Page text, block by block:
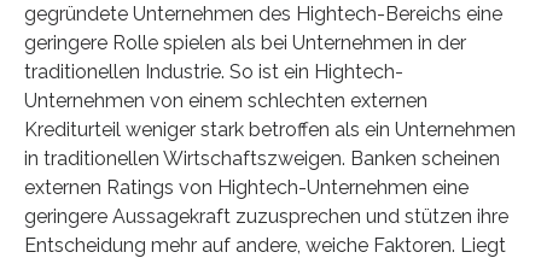
gegründete Unternehmen des Hightech-Bereichs eine
geringere Rolle spielen als bei Unternehmen in der
traditionellen Industrie. So ist ein Hightech-
Unternehmen von einem schlechten externen
Krediturteil weniger stark betroffen als ein Unternehmen
in traditionellen Wirtschaftszweigen. Banken scheinen
externen Ratings von Hightech-Unternehmen eine
geringere Aussagekraft zuzusprechen und stützen ihre
Entscheidung mehr auf andere, weiche Faktoren. Liegt